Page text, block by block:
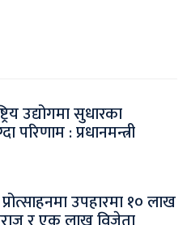
उद्योगमा सुधारका
परिणाम : प्रधानमन्त्री
उपहारमा १० लाख